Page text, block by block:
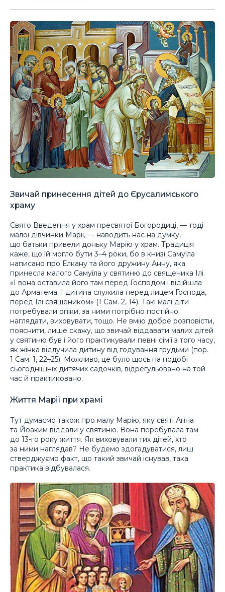
Звичай принесення дітей до Єрусалимського
храму
Свято Введення у храм пресвятої Богородиці, — тоді
малої дівчинки Марії, — наводить нас на думку,
що батьки привели доньку Марію у храм. Традиція
каже, що їй могло бути 3–4 роки, бо в книзі Самуїла
написано про Елкану та його дружину Анну, яка
принесла малого Самуїла у святиню до священика Ілі.
«І вона оставила його там перед Господом і відійшла
до Арматема. І дитина служила перед лицем Господа,
перед Ілі священиком» (1 Сам. 2, 14). Такі малі діти
потребували опіки, за ними потрібно постійно
наглядати, виховувати, тощо. Не вмію добре розповісти,
пояснити, лише скажу, що звичай віддавати малих дітей
у святиню був і його практикували певні сім’ї з того часу,
як жінка відлучила дитину від годування грудьми (пор.
1 Сам. 1, 22–25). Можливо, це було щось на подобі
сьогоднішніх дитячих садочків, відрегульовано на той
час й практиковано.
Життя Марії при храмі
Тут думаємо також про малу Марію, яку святі Анна
та Йоаким віддали у святиню. Вона перебувала там
до 13-го року життя. Як виховували тих дітей, хто
за ними наглядав? Не будемо здогадуватися, лиш
стверджуємо факт, що такий звичай існував, така
практика відбувалася.